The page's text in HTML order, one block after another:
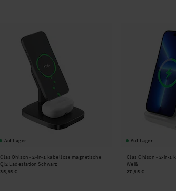
Auf Lager
Clas Ohlson -2-in-1 kabellose magnetische
Qi2 Ladestation Schwarz
35,95 €
Auf Lager
Clas Ohlson - 2-in-1
Weiß
27,95 €